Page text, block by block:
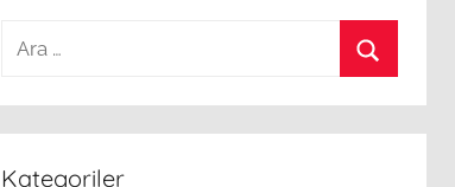
Arama:
Kategoriler